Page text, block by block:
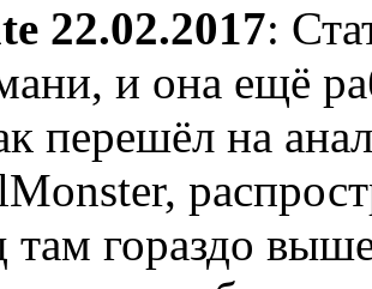
22.02.2017:
и она ещё
перешёл на
там гораздо